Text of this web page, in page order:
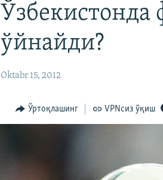
ўйнайди?
Oktabr 15, 2012
Ўртоқлашинг VPNсиз ўқиш